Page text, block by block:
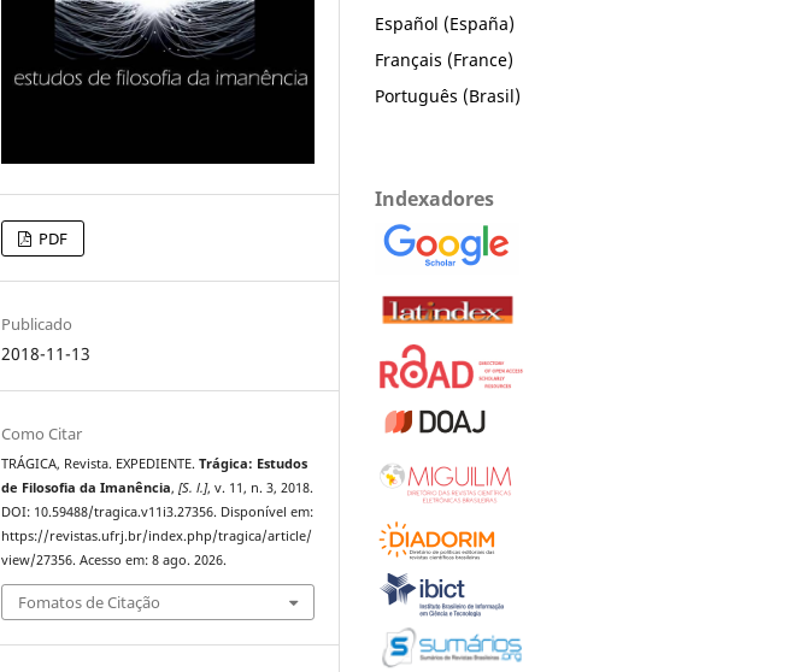
PDF
Publicado
2018-11-13
Como Citar
TRÁGICA, Revista. EXPEDIENTE.Trágica: Estudos
de Filosofia da Imanência,[S. l.], v. 11, n. 3, 2018.
DOI: 10.59488/tragica.v11i3.27356. Disponível em:
https://revistas.ufrj.br/index.php/tragica/article/
view/27356. Acesso em: 8 ago. 2026.
Fomatos de Citação
Español (España)
Français (France)
Português (Brasil)
Indexadores